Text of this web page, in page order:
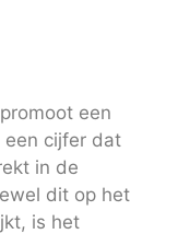
promoot een
een cijfer dat
in de
dit op het
is het